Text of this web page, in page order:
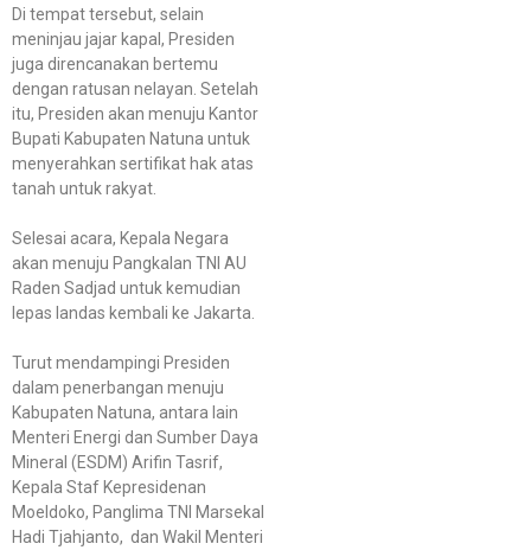
Di tempat tersebut, selain
meninjau jajar kapal, Presiden
juga direncanakan bertemu
dengan ratusan nelayan. Setelah
itu, Presiden akan menuju Kantor
Bupati Kabupaten Natuna untuk
menyerahkan sertifikat hak atas
tanah untuk rakyat.
Selesai acara, Kepala Negara
akan menuju Pangkalan TNI AU
Raden Sadjad untuk kemudian
lepas landas kembali ke Jakarta.
Turut mendampingi Presiden
dalam penerbangan menuju
Kabupaten Natuna, antara lain
Menteri Energi dan Sumber Daya
Mineral (ESDM) Arifin Tasrif,
Kepala Staf Kepresidenan
Moeldoko, Panglima TNI Marsekal
Hadi Tjahjanto, dan Wakil Menteri